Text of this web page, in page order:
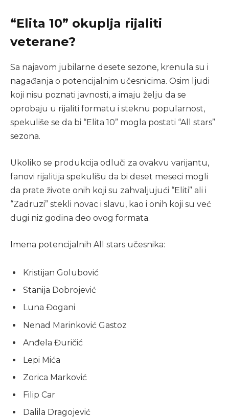
“Elita 10” okuplja rijaliti
veterane?
Sa najavom jubilarne desete sezone, krenula su i
nagađanja o potencijalnim učesnicima. Osim ljudi
koji nisu poznati javnosti, a imaju želju da se
oprobaju u rijaliti formatu i steknu popularnost,
spekuliše se da bi “Elita 10” mogla postati “All stars”
sezona.
Ukoliko se produkcija odluči za ovakvu varijantu,
fanovi rijalitija spekulišu da bi deset meseci mogli
da prate živote onih koji su zahvaljujući “Eliti” ali i
“Zadruzi” stekli novac i slavu, kao i onih koji su već
dugi niz godina deo ovog formata.
Imena potencijalnih All stars učesnika:
Kristijan Golubović
Stanija Dobrojević
Luna Đogani
Nenad Marinković Gastoz
Anđela Đuričić
Lepi Mića
Zorica Marković
Filip Car
Dalila Dragojević